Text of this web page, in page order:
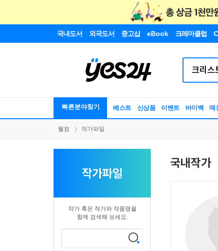
국내도서 외국도서 중고샵 eBook 크레마클럽
빠른분야찾기 베스트 신상품 이벤트 바이백 매
웰컴 작가파일
작가파일
작가 혹은 작가와 작품명을
함께 검색해 보세요.
국내작가